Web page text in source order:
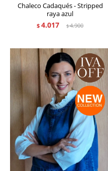
Chaleco Cadaqués - Stripped
raya azul
$ 4.017 $4.900